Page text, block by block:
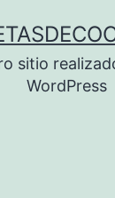
sitio
WordPress